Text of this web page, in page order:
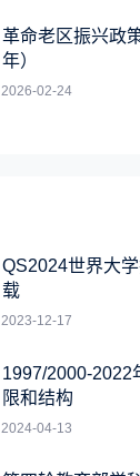
革命老区振兴政
年）
2026-02-24
QS2024世界大
载
2023-12-17
1997/2000-2022
限和结构
2024-04-13